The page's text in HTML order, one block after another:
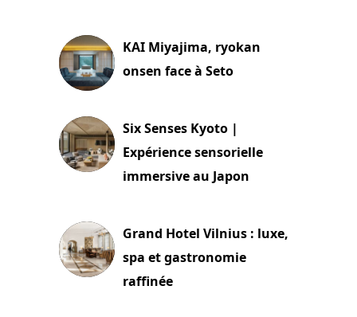
KAI Miyajima, ryokan
onsen face à Seto
Six Senses Kyoto |
Expérience sensorielle
immersive au Japon
Grand Hotel Vilnius : luxe,
spa et gastronomie
raffinée